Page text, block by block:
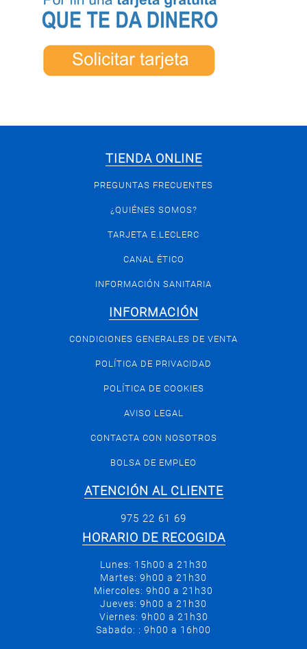
TIENDA ONLINE
PREGUNTAS FRECUENTES
¿QUIÉNES SOMOS?
TARJETA E.LECLERC
CANAL ÉTICO
INFORMACIÓN SANITARIA
INFORMACIÓN
CONDICIONES GENERALES DE VENTA
POLÍTICA DE PRIVACIDAD
POLÍTICA DE COOKIES
AVISO LEGAL
CONTACTA CON NOSOTROS
BOLSA DE EMPLEO
ATENCIÓN AL CLIENTE
975 22 61 69
HORARIO DE RECOGIDA
Lunes: 15h00 a 21h30
Martes: 9h00 a 21h30
Miercoles: 9h00 a 21h30
Jueves: 9h00 a 21h30
Viernes: 9h00 a 21h30
Sabado: : 9h00 a 16h00